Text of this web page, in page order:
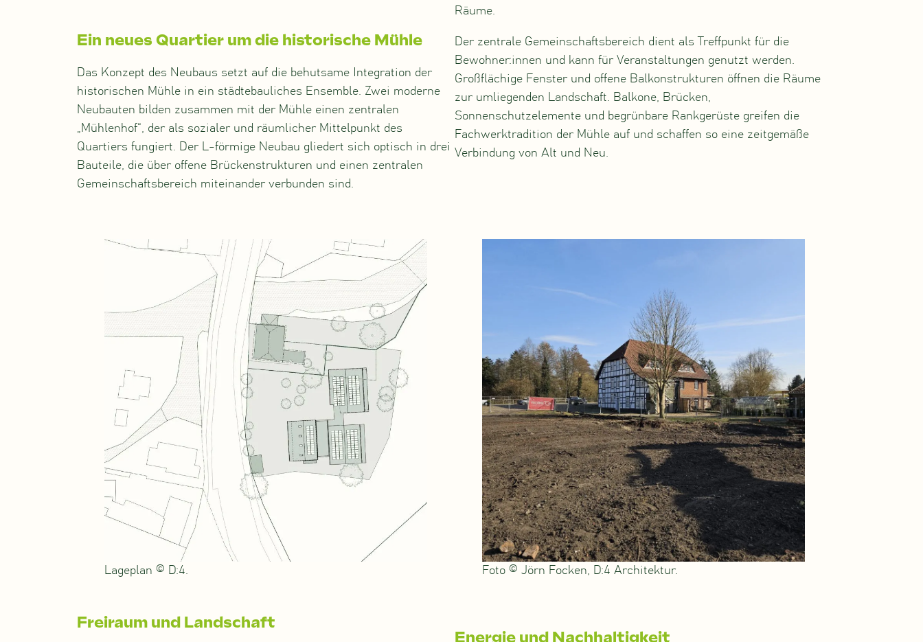
Ein neues Quartier um die historische Mühle
Das Konzept des Neubaus setzt auf die behutsame Integration der
historischen Mühle in ein städtebauliches Ensemble. Zwei moderne
Neubauten bilden zusammen mit der Mühle einen zentralen
„Mühlenhof“, der als sozialer und räumlicher Mittelpunkt des
Quartiers fungiert. Der L-förmige Neubau gliedert sich optisch in drei
Bauteile, die über offene Brückenstrukturen und einen zentralen
Gemeinschaftsbereich miteinander verbunden sind.
Räume.
Der zentrale Gemeinschaftsbereich dient als Treffpunkt für die
Bewohner:innen und kann für Veranstaltungen genutzt werden.
Großflächige Fenster und offene Balkonstrukturen öffnen die Räume
zur umliegenden Landschaft. Balkone, Brücken,
Sonnenschutzelemente und begrünbare Rankgerüste greifen die
Fachwerktradition der Mühle auf und schaffen so eine zeitgemäße
Verbindung von Alt und Neu.
Lageplan © D:4. Foto © Jörn Focken, D:4 Architektur.
Freiraum und Landschaft
Energie und Nachhaltigkeit